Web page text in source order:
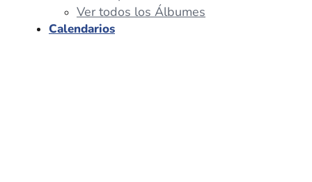
Ver todos los Álbumes
Calendarios